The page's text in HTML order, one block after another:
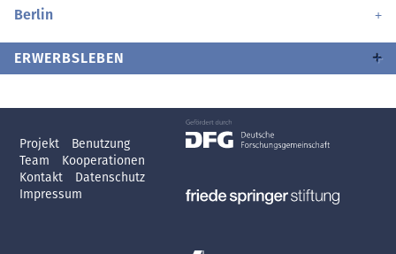
Berlin
ERWERBSLEBEN
Projekt
Benutzung
Team
Kooperationen
Kontakt
Datenschutz
Impressum